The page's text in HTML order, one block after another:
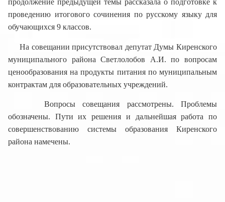
продолжение предыдущей темы рассказала о подготовке к
проведению итогового сочинения по русскому языку для
обучающихся 9 классов.
На совещании присутствовал депутат Думы Киренского
муниципального района Светлолобов А.И. по вопросам
ценообразования на продукты питания по муниципальным
контрактам для образовательных учреждений.
Вопросы совещания рассмотрены. Проблемы
обозначены. Пути их решения и дальнейшая работа по
совершенствованию системы образования Киренского
района намечены.